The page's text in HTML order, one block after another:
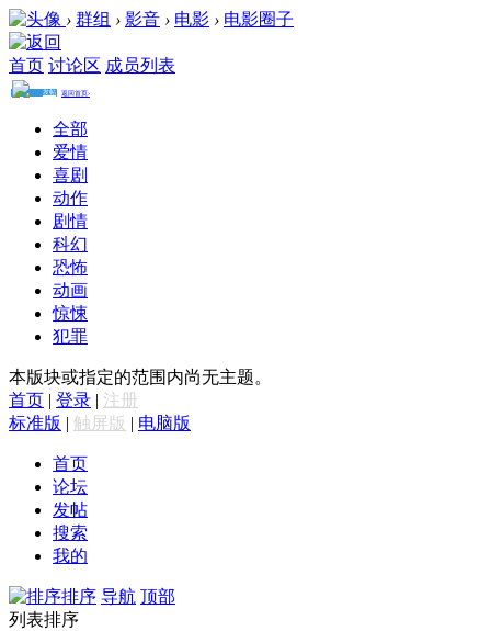
› 群组 › 影音 › 电影 › 电影圈子
加入排名 1
的电影、经典电影、
电影推荐、免费电
影、高清电影下载观
看及海量最新电影图
首页 讨论区 成员列表
发帖 返回首页›
全部
爱情
喜剧
动作
剧情
科幻
恐怖
动画
惊悚
犯罪
本版块或指定的范围内尚无主题。
首页 | 登录 | 注册
标准版 | 触屏版 | 电脑版
首页
论坛
发帖
搜索
我的
排序 导航 顶部
列表排序